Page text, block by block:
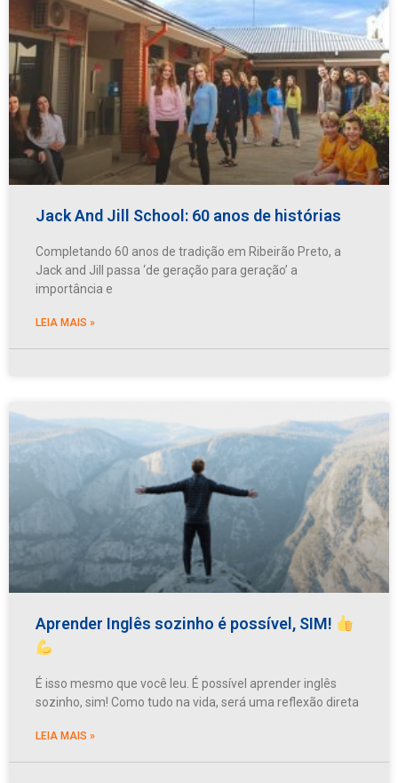
Jack And Jill School: 60 anos de histórias
Completando 60 anos de tradição em Ribeirão Preto, a
Jack and Jill passa ‘de geração para geração’ a
importância e
LEIA MAIS »
Aprender Inglês sozinho é possível, SIM!
É isso mesmo que você leu. É possível aprender inglês
sozinho, sim! Como tudo na vida, será uma reflexão direta
LEIA MAIS »